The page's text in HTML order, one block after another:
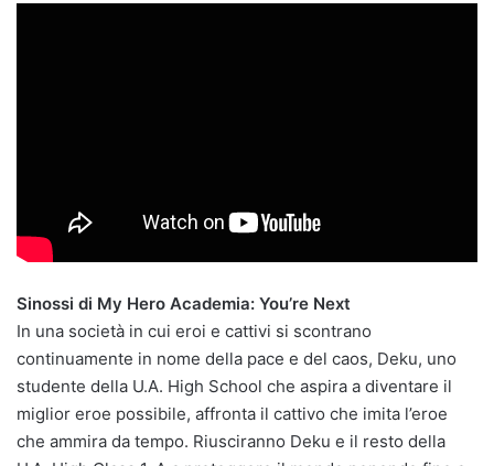
Sinossi di My Hero Academia: You’re Next
In una società in cui eroi e cattivi si scontrano
continuamente in nome della pace e del caos, Deku, uno
studente della U.A. High School che aspira a diventare il
miglior eroe possibile, affronta il cattivo che imita l’eroe
che ammira da tempo. Riusciranno Deku e il resto della